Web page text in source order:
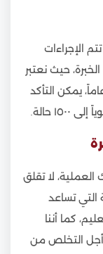
الإجراءات
حيث نعتبر
الخبرات الكبيرة التي تزيد عن ٢٠ عاماً، يمكن التأكد
حالة.
لا تقلق
التي تساعد
كما أننا
أجل التخلص من